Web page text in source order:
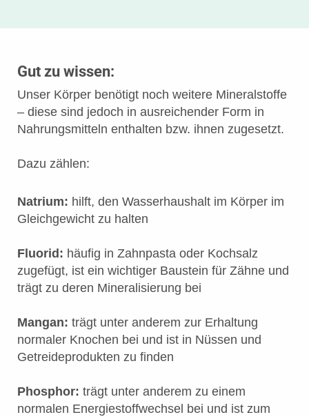
Gut zu wissen:
Unser Körper benötigt noch weitere Mineralstoffe
– diese sind jedoch in ausreichender Form in
Nahrungsmitteln enthalten bzw. ihnen zugesetzt.
Dazu zählen:
Natrium: hilft, den Wasserhaushalt im Körper im
Gleichgewicht zu halten
Fluorid: häufig in Zahnpasta oder Kochsalz
zugefügt, ist ein wichtiger Baustein für Zähne und
trägt zu deren Mineralisierung bei
Mangan: trägt unter anderem zur Erhaltung
normaler Knochen bei und ist in Nüssen und
Getreideprodukten zu finden
Phosphor: trägt unter anderem zu einem
normalen Energiestoffwechsel bei und ist zum